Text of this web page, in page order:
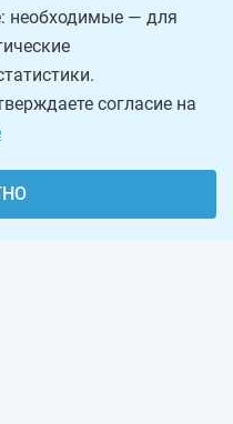
необходимые — для
согласие на